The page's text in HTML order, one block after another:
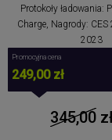
Protokoły ładowania:
Charge, Nagrody:
2023
Promocyjna cena
249,00 zł
345,00